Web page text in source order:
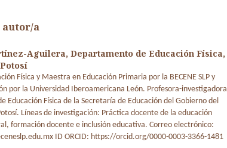
a
Aguilera, Departamento de Educación Física,
Física y Maestra en Educación Primaria por la BECENE SLP y
por la Universidad Iberoamericana León. Profesora-investigadora
Educación Física de la Secretaría de Educación del Gobierno del
Líneas de investigación: Práctica docente de la educación
formación docente e inclusión educativa. Correo electrónico:
ID ORCID: https://orcid.org/0000-0003-3366-1481